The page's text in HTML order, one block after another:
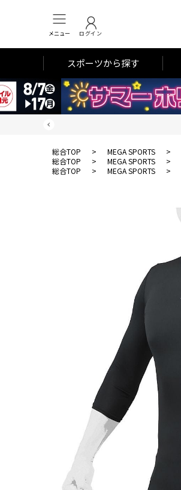
メニュー ログイン
スポーツから探す
総合TOP > MEGA SPORTS >
総合TOP
> MEGA SPORTS >
総合TOP
> MEGA SPORTS >